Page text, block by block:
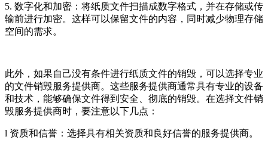
5. 数字化和加密：将纸质文件扫描成数字格式，并在存储或传
输前进行加密。这样可以保留文件的内容，同时减少物理存储
空间的需求。
此外，如果自己没有条件进行纸质文件的销毁，可以选择专业
的文件销毁服务提供商。这些服务提供商通常具有专业的设备
和技术，能够确保文件得到安全、彻底的销毁。在选择文件销
毁服务提供商时，要注意以下几点：
l 资质和信誉：选择具有相关资质和良好信誉的服务提供商。